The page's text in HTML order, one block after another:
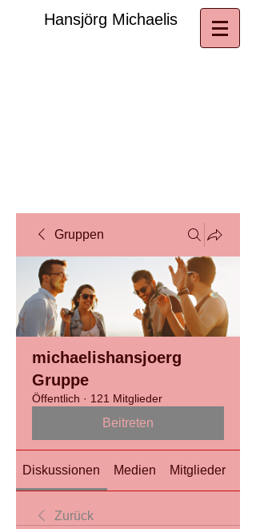
​Hansjörg Michaelis
Gruppen
michaelishansjoerg
Gruppe
Öffentlich · 121 Mitglieder
Beitreten
Diskussionen Medien Mitglieder
Zurück